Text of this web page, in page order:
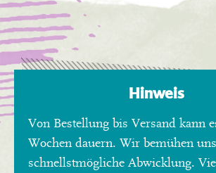
Hinweis
Von Bestellung bis Versand kann
Wochen dauern. Wir bemühen
schnellstmögliche Abwicklung.